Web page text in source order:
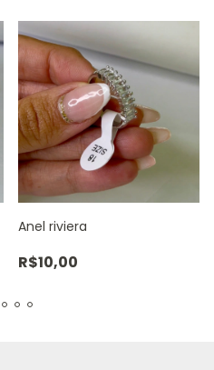
Anel riviera
R$10,00